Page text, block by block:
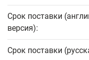
Срок поставки
версия):
Срок поставки